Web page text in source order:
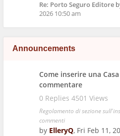
Re: Porto Seguro Editore
2026 10:50 am
Announcements
Come inserire una
commentare
0 Replies 4501 Views
Regolamento di sezione
commenti
by ElleryQ, Fri Feb 11,